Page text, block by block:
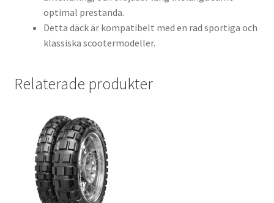
optimal prestanda.
Detta däck är kompatibelt med en rad sportiga och
klassiska scootermodeller.
Relaterade produkter